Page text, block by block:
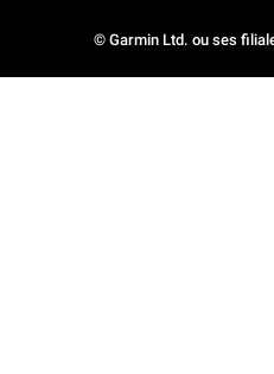
© Garmin Ltd. ou ses